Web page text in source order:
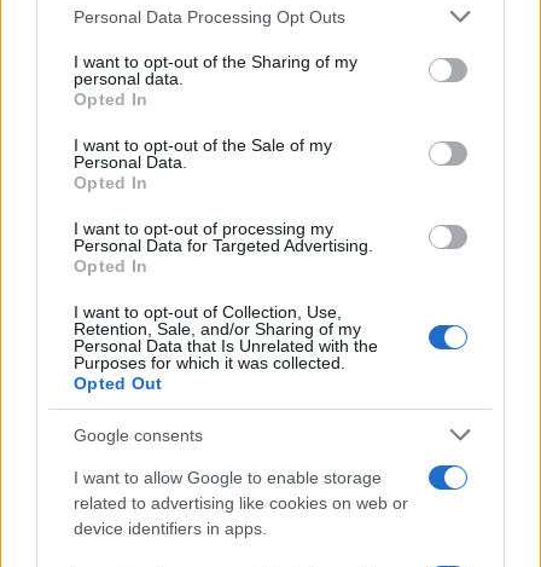
Please note that this website/app uses one or more Google
not limited to your visit or usage behaviour. You may click to
grant or deny consent to Google and its third-party tags to
use your data for below specified purposes in below Google
consent section.
Personal Data Processing Opt Outs
I want to opt-out of the Sharing of my
personal data.
Opted In
I want to opt-out of the Sale of my
Personal Data.
Opted In
I want to opt-out of processing my
Personal Data for Targeted Advertising.
Opted In
I want to opt-out of Collection, Use,
Retention, Sale, and/or Sharing of my
Personal Data that Is Unrelated with the
Purposes for which it was collected.
Opted Out
Google consents
I want to allow Google to enable storage
related to advertising like cookies on web or
device identifiers in apps.
Continua a leggere
LIFESTYLE